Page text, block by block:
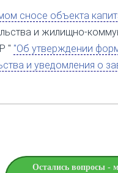
сносе объекта
и жилищно-
" "Об утверждении
и уведомления о
Остались вопросы -